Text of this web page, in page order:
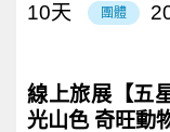
團體
10天
線上旅展【五
光山色 奇旺動